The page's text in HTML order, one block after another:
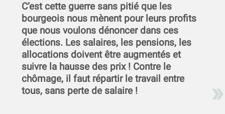
C’est cette guerre sans pitié que les
bourgeois nous mènent pour leurs profits
que nous voulons dénoncer dans ces
élections. Les salaires, les pensions, les
allocations doivent être augmentés et
suivre la hausse des prix ! Contre le
chômage, il faut répartir le travail entre
tous, sans perte de salaire !